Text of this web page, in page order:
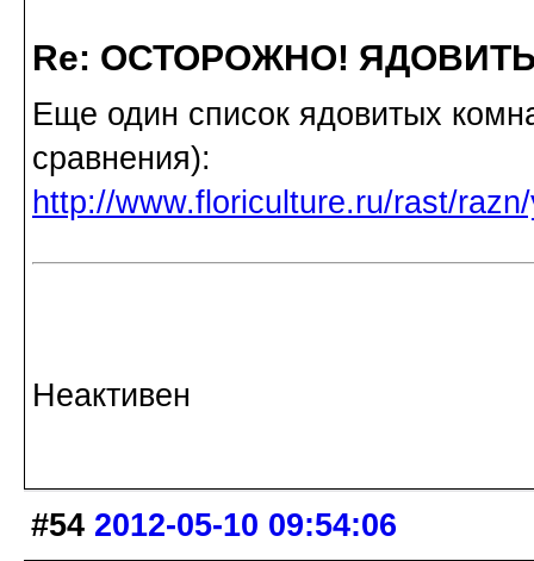
Re: ОСТОРОЖНО!
Еще один список ядовитых
сравнения):
http://www.floriculture.ru/rast/
Неактивен
#54 2012-05-10 09:54:06